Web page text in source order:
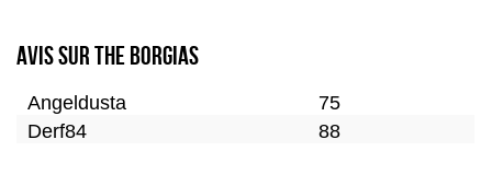
Avis sur The Borgias
Angeldusta
75
Derf84
88